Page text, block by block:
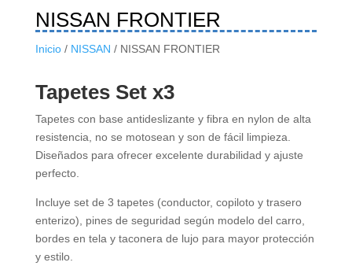
NISSAN FRONTIER
Inicio/ NISSAN / NISSAN FRONTIER
Tapetes Set x3
Tapetes con base antideslizante y fibra en nylon de alta
resistencia, no se motosean y son de fácil limpieza.
Diseñados para ofrecer excelente durabilidad y ajuste
perfecto.
Incluye set de 3 tapetes (conductor, copiloto y trasero
enterizo), pines de seguridad según modelo del carro,
bordes en tela y taconera de lujo para mayor protección
y estilo.